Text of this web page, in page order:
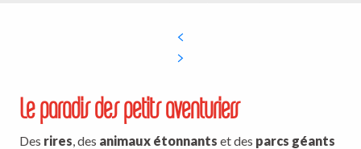
Le paradis des petits aventuriers
Des rires, des animaux étonnants et des parcs géants